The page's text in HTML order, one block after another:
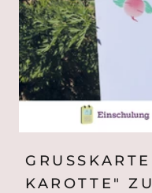
GRUSSKARTE
AROTTE"